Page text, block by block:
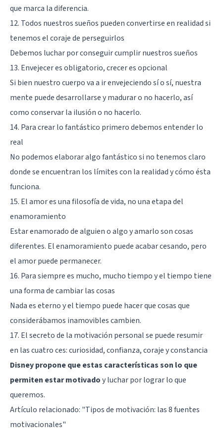
que marca la diferencia.
12. Todos nuestros sueños pueden convertirse en realidad si
tenemos el coraje de perseguirlos
Debemos luchar por conseguir cumplir nuestros sueños
13. Envejecer es obligatorio, crecer es opcional
Si bien nuestro cuerpo va a ir envejeciendo sí o sí, nuestra
mente puede desarrollarse y madurar o no hacerlo, así
como conservar la ilusión o no hacerlo.
14. Para crear lo fantástico primero debemos entender lo
real
No podemos elaborar algo fantástico si no tenemos claro
donde se encuentran los límites con la realidad y cómo ésta
funciona.
15. El amor es una filosofía de vida, no una etapa del
enamoramiento
Estar enamorado de alguien o algo y amarlo son cosas
diferentes. El enamoramiento puede acabar cesando, pero
el amor puede permanecer.
16. Para siempre es mucho, mucho tiempo y el tiempo tiene
una forma de cambiar las cosas
Nada es eterno y el tiempo puede hacer que cosas que
considerábamos inamovibles cambien.
17. El secreto de la motivación personal se puede resumir
en las cuatro ces: curiosidad, confianza, coraje y constancia
Disney propone que estas características son lo que
permiten estar motivadoy luchar por lograr lo que
queremos.
Artículo relacionado: "Tipos de motivación: las 8 fuentes
motivacionales"